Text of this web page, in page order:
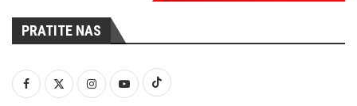
PRATITE NAS